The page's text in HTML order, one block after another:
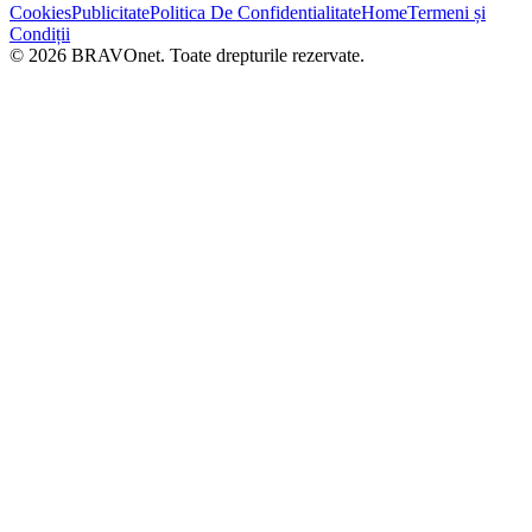
CookiesPublicitatePolitica De ConfidentialitateHomeTermeni și
Condiții
© 2026 BRAVOnet. Toate drepturile rezervate.